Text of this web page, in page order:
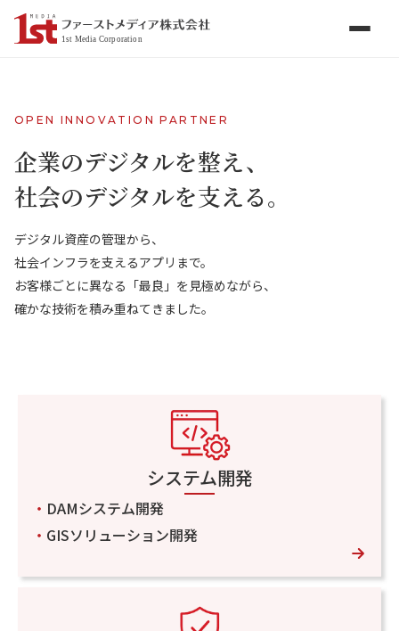
1st Media Corporation
トップページ
事業案内 ▶
会社情報
採用情報
OPEN INNOVATION PARTNER
企業のデジタルを整え、
社会のデジタルを支える。
デジタル資産の管理から、
社会インフラを支えるアプリまで。
お客様ごとに異なる「最良」を見極めながら、
確かな技術を積み重ねてきました。
システム開発
・ DAMシステム開発
・ GISソリューション開発